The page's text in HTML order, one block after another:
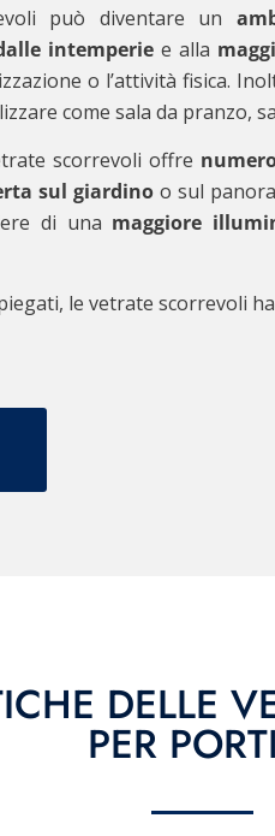
può diventare un
intemperie e alla
o l’attività fisica.
come sala da pranzo,
scorrevoli offre
sul giardinoo sul
di una maggiore
le vetrate scorrevoli
DELLE
PER